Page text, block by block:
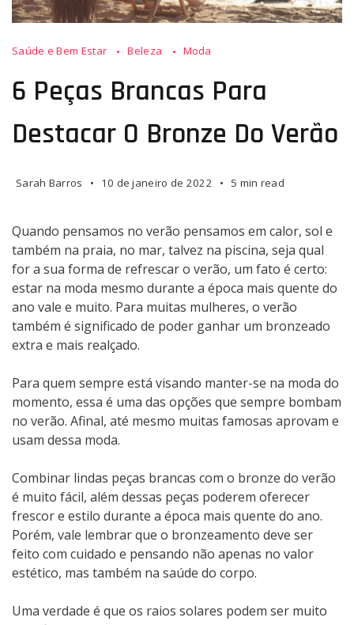
Saúde e Bem Estar Beleza Moda
6 Peças Brancas Para
Destacar O Bronze Do Verão
Sarah Barros 10 de janeiro de 2022 5 min read
Quando pensamos no verão pensamos em calor, sol e
também na praia, no mar, talvez na piscina, seja qual
for a sua forma de refrescar o verão, um fato é certo:
estar na moda mesmo durante a época mais quente do
ano vale e muito. Para muitas mulheres, o verão
também é significado de poder ganhar um bronzeado
extra e mais realçado.
Para quem sempre está visando manter-se na moda do
momento, essa é uma das opções que sempre bombam
no verão. Afinal, até mesmo muitas famosas aprovam e
usam dessa moda.
Combinar lindas peças brancas com o bronze do verão
é muito fácil, além dessas peças poderem oferecer
frescor e estilo durante a época mais quente do ano.
Porém, vale lembrar que o bronzeamento deve ser
feito com cuidado e pensando não apenas no valor
estético, mas também na saúde do corpo.
Uma verdade é que os raios solares podem ser muito